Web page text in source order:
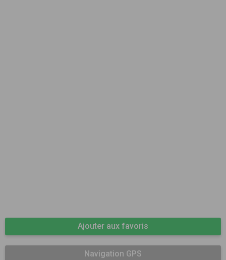
Ajouter aux favoris
Navigation GPS